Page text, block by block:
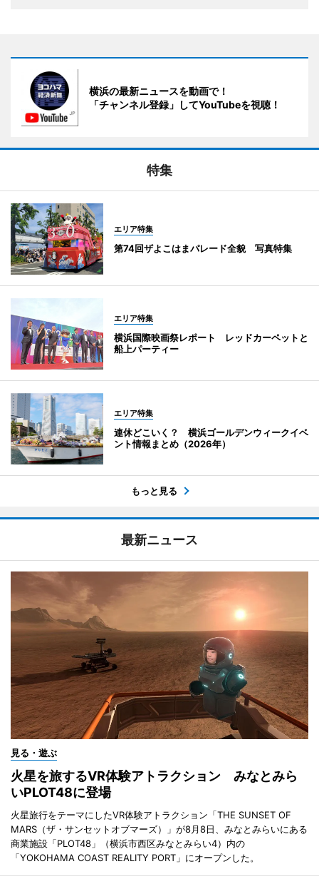
横浜の最新ニュースを動画で！
「チャンネル登録」してYouTubeを視聴！
特集
エリア特集
第74回ザよこはまパレード全貌 写真特集
エリア特集
横浜国際映画祭レポート レッドカーペットと
船上パーティー
エリア特集
連休どこいく？ 横浜ゴールデンウィークイベ
ント情報まとめ（2026年）
もっと見る
最新ニュース
見る・遊ぶ
火星を旅するVR体験アトラクション みなとみら
いPLOT48に登場
火星旅行をテーマにしたVR体験アトラクション「THE SUNSET OF
MARS（ザ・サンセットオブマーズ）」が8月8日、みなとみらいにある
商業施設「PLOT48」（横浜市西区みなとみらい4）内の
「YOKOHAMA COAST REALITY PORT」にオープンした。